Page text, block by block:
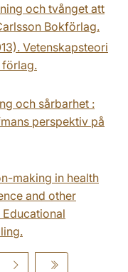
och tvånget att
Bokförlag.
Vetenskapsteori
förlag.
och sårbarhet :
perspektiv på
making in health
and other